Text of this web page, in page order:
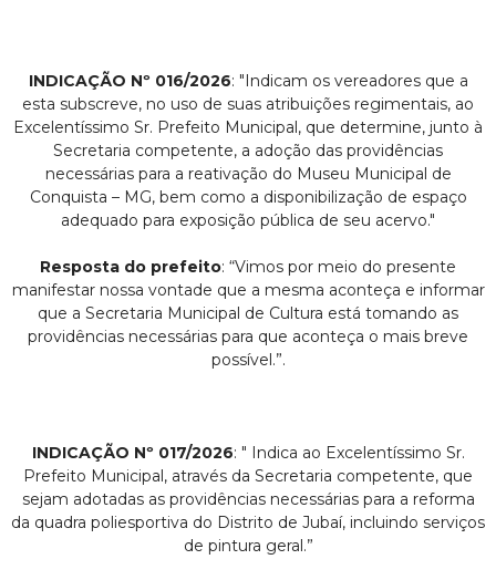
INDICAÇÃO Nº 016/2026: "Indicam os vereadores que a
esta subscreve, no uso de suas atribuições regimentais, ao
Excelentíssimo Sr. Prefeito Municipal, que determine, junto à
Secretaria competente, a adoção das providências
necessárias para a reativação do Museu Municipal de
Conquista – MG, bem como a disponibilização de espaço
adequado para exposição pública de seu acervo."
Resposta do prefeito: “Vimos por meio do presente
manifestar nossa vontade que a mesma aconteça e informar
que a Secretaria Municipal de Cultura está tomando as
providências necessárias para que aconteça o mais breve
possível.”.
INDICAÇÃO Nº 017/2026: " Indica ao Excelentíssimo Sr.
Prefeito Municipal, através da Secretaria competente, que
sejam adotadas as providências necessárias para a reforma
da quadra poliesportiva do Distrito de Jubaí, incluindo serviços
de pintura geral.”